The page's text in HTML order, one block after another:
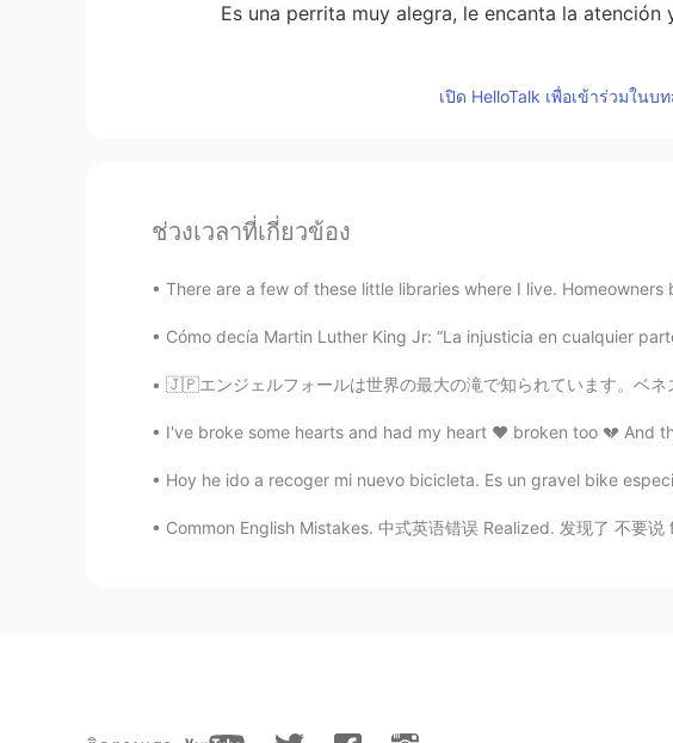
Es una perrita muy alegra, le encanta la atención
Jana
Schattig !
ES EN
Es hermosaaaaaaa
Claudio
EN
เปิด HelloTalk เพื่อเข้าร่วมในบ
ช่วงเวลาที่เกี่ยวข้อง
There are a few of these little libraries where I live. Homeowners
Cómo decía Martin Luther King Jr: “La injusticia en cualquier
🇯🇵エンジェルフォールは世界の最大の滝で知られています。ベネズエラに位置しています。とてもきれいですね。
I've broke some hearts and had my heart ♥️ broken too 💔 And
Hoy he ido a recoger mi nuevo bicicleta. Es un gravel bike
Common English Mistakes. 中式英语错误 Realized. 发现了 不要说